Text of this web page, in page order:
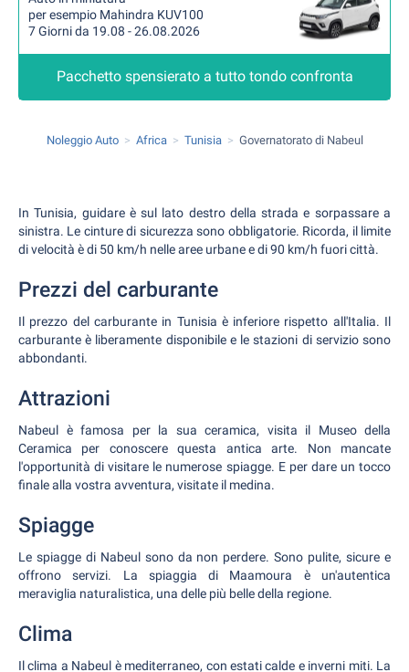
per esempio Mahindra KUV100
7 Giorni da 19.08 - 26.08.2026
Pacchetto spensierato a tutto tondo confronta
Noleggio Auto Africa Tunisia Governatorato di Nabeul
In Tunisia, guidare è sul lato destro della strada e sorpassare a
sinistra. Le cinture di sicurezza sono obbligatorie. Ricorda, il limite
di velocità è di 50 km/h nelle aree urbane e di 90 km/h fuori città.
Prezzi del carburante
Il prezzo del carburante in Tunisia è inferiore rispetto all'Italia. Il
carburante è liberamente disponibile e le stazioni di servizio sono
abbondanti.
Attrazioni
Nabeul è famosa per la sua ceramica, visita il Museo della
Ceramica per conoscere questa antica arte. Non mancate
l'opportunità di visitare le numerose spiagge. E per dare un tocco
finale alla vostra avventura, visitate il medina.
Spiagge
Le spiagge di Nabeul sono da non perdere. Sono pulite, sicure e
offrono servizi. La spiaggia di Maamoura è un'autentica
meraviglia naturalistica, una delle più belle della regione.
Clima
Il clima a Nabeul è mediterraneo, con estati calde e inverni miti. La